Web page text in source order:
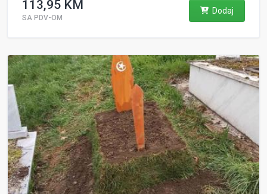
113,95 KM
SA PDV-OM
Dodaj